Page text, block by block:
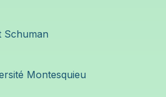
Schuman
Montesquieu